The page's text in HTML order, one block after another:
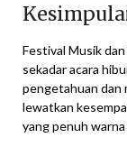
Festival Musik
sekadar acara
pengetahuan dan
lewatkan
yang penuh warna